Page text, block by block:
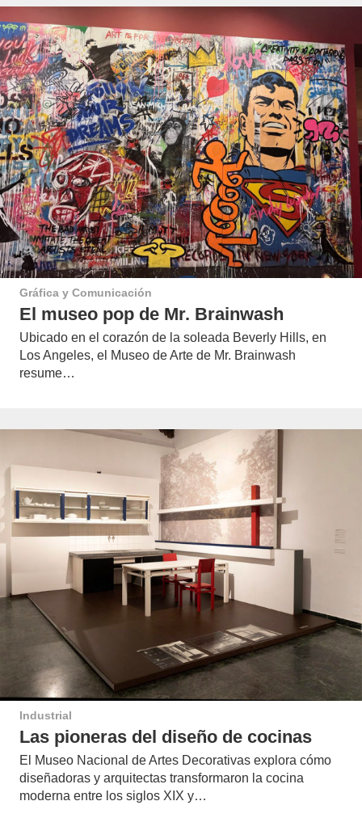
Gráfica y Comunicación
El museo pop de Mr. Brainwash
Ubicado en el corazón de la soleada Beverly Hills, en
Los Angeles, el Museo de Arte de Mr. Brainwash
resume…
Industrial
Las pioneras del diseño de cocinas
El Museo Nacional de Artes Decorativas explora cómo
diseñadoras y arquitectas transformaron la cocina
moderna entre los siglos XIX y…